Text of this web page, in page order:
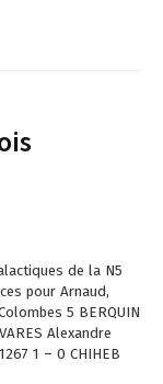
de la N5
pour Arnaud,
5 BERQUIN
Alexandre
1 – 0 CHIHEB